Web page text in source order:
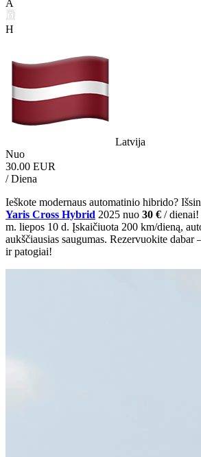
A
H
Latvija
Nuo
30.00 EUR
/ Diena
Ieškote modernaus automatinio hibrido?
Yaris Cross Hybrid 2025 nuo 30 € /
m. liepos 10 d. Įskaičiuota 200 km/dieną,
aukščiausias saugumas. Rezervuokite
ir patogiai!